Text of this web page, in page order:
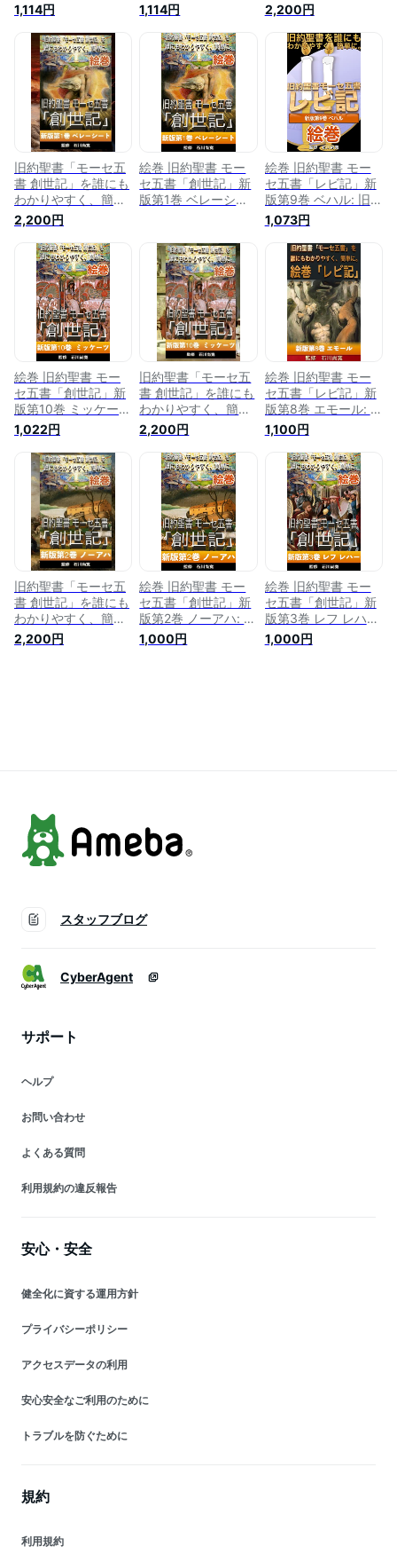
モート: 旧約聖書
「モーセ五書 出エジ
プト記」を誰にもわ
かりやすく、簡単
に。
1,114円
ーマー: 旧約聖書
「モーセ五書 出エジ
プト記」を誰にもわ
かりやすく、簡単
に。
1,114円
に。: 絵巻 旧約聖書
モーセ五書「創世
記」新版第11巻
2,200円
旧約聖書「モーセ五
書 創世記」を誰にも
わかりやすく、簡単
に。: 絵巻 旧約聖書
モーセ五書「創世
記」新版第1巻 ベレ
ーシート
2,200円
絵巻 旧約聖書 モー
セ五書「創世記」新
版第1巻 ベレーシー
にもわかりやすく、
簡単に。
絵巻 旧約聖書 モー
セ五書「レビ記」新
版第9巻 ベハル: 旧約
聖書「モーセ五書」
を誰にもわかりやす
く、簡単に。
1,073円
絵巻 旧約聖書 モー
セ五書「創世記」新
版第10巻 ミッケー
ツ: 旧約聖書「モー
セ五書 創世記」を誰
にもわかりやすく、
簡単に。
1,022円
旧約聖書「モーセ五
書 創世記」を誰にも
わかりやすく、簡単
に。: 絵巻 旧約聖書
モーセ五書「創世
記」新版第10巻 ミッ
ケーツ
2,200円
絵巻 旧約聖書 モー
セ五書「レビ記」新
版第8巻 エモール: 旧
約聖書「モーセ五
書」を誰にもわかり
やすく、簡単に。
1,100円
旧約聖書「モーセ五
書 創世記」を誰にも
わかりやすく、簡単
に。: 絵巻 旧約聖書
モーセ五書「創世
2,200円
絵巻 旧約聖書 モー
セ五書「創世記」新
版第2巻 ノーアハ: 旧
約聖書「モーセ五書
創世記」を誰にもわ
1,000円
絵巻 旧約聖書 モー
セ五書「創世記」新
版第3巻 レフ レハー:
旧約聖書「モーセ五
書 創世記」を誰にも
1,000円
スタッフブログ
CyberAgent
サポート
ヘルプ
お問い合わせ
よくある質問
利用規約の違反報告
安心・安全
健全化に資する運用方針
プライバシーポリシー
アクセスデータの利用
安心安全なご利用のために
トラブルを防ぐために
規約
利用規約